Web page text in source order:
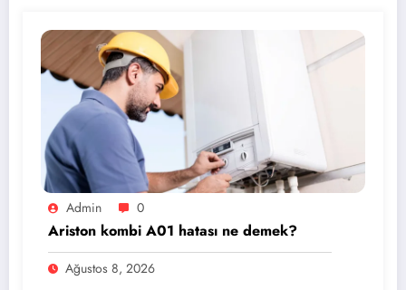
Admin 0
Ariston kombi A01 hatası ne demek?
Ağustos 8, 2026